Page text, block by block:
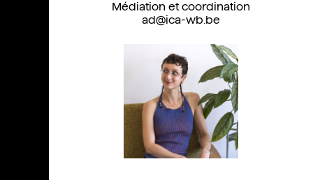
Médiation et coordination
ad@ica-wb.be